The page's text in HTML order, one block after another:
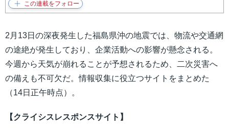
2月13日の深夜発生した福島県沖の地震では、物流や交通網
の途絶が発生しており、企業活動への影響が懸念される。
今週から天気が崩れることが予想されるため、二次災害へ
の備えも不可欠だ。情報収集に役立つサイトをまとめた
（14日正午時点）。
【クライシスレスポンスサイト】